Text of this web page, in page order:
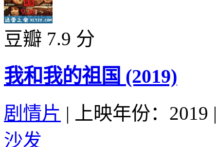
豆瓣 7.9 分
我和我的祖国 (2019)
剧情片 | 上映年份：2019 |
沙发